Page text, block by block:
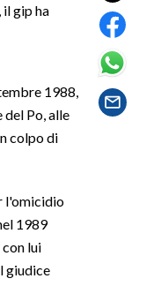
il gip ha
1988,
Po, alle
colpo di
l'omicidio
1989
lui
giudice